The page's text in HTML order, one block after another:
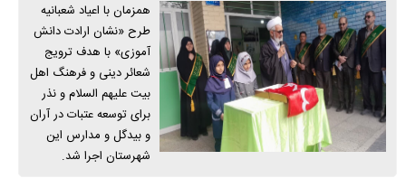
همزمان با اعیاد شعبانیه
طرح «نشان ارادت دانش
آموزی» با هدف ترویج
شعائر دینی و فرهنگ اهل
بیت علیهم السلام و نذر
برای توسعه عتبات در آران
و بیدگل و مدارس این
شهرستان اجرا شد.